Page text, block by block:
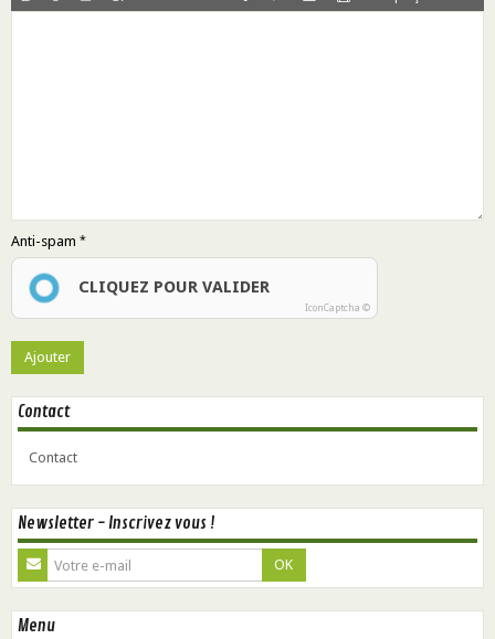
Anti-spam
CLIQUEZ POUR VALIDER
IconCaptcha ©
Contact
Contact
Newsletter - Inscrivez vous !
OK
Menu